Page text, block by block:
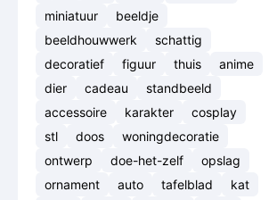
miniatuur
beeldje
beeldhouwwerk
schattig
decoratief
figuur thuis
anime
dier
cadeau
standbeeld
accessoire
karakter
cosplay
stl
doos
woningdecoratie
ontwerp
doe-het-zelf
opslag
ornament
auto tafelblad
kat